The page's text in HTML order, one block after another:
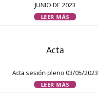
JUNIO DE 2023
LEER MÁS
Acta
Acta sesión pleno 03/05/2023
LEER MÁS